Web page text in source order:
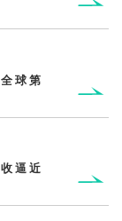
球第
逼近